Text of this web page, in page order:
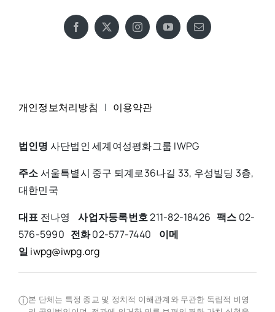
개인정보처리방침 | 이용약관
법인명 사단법인 세계여성평화그룹 IWPG
주소서울특별시 중구 퇴계로36나길 33, 우성빌딩 3층,
대한민국
대표 전나영사업자등록번호211-82-18426 팩스 02-
576-5990 전화02-577-7440 이메
일 iwpg@iwpg.org
ⓘ본 단체는 특정 종교 및 정치적 이해관계와 무관한 독립적 비영